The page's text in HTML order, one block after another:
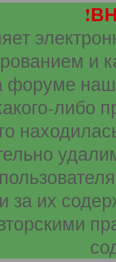
и
форуме
либо
за их